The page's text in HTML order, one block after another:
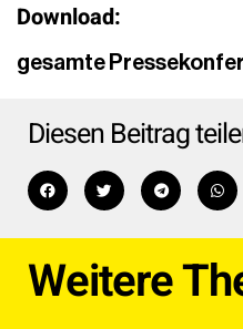
Download:
gesamte
Diesen Beitrag
Weitere